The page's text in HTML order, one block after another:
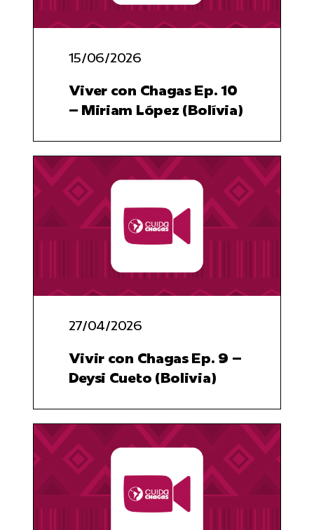
resultados
15/06/2026
Viver con Chagas Ep. 10
– Miriam López (Bolívia)
27/04/2026
Vivir con Chagas Ep. 9 –
Deysi Cueto (Bolivia)